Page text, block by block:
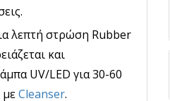
λεπτή στρώση Rubber
και
UV/LED για 30-60
μεCleanser.